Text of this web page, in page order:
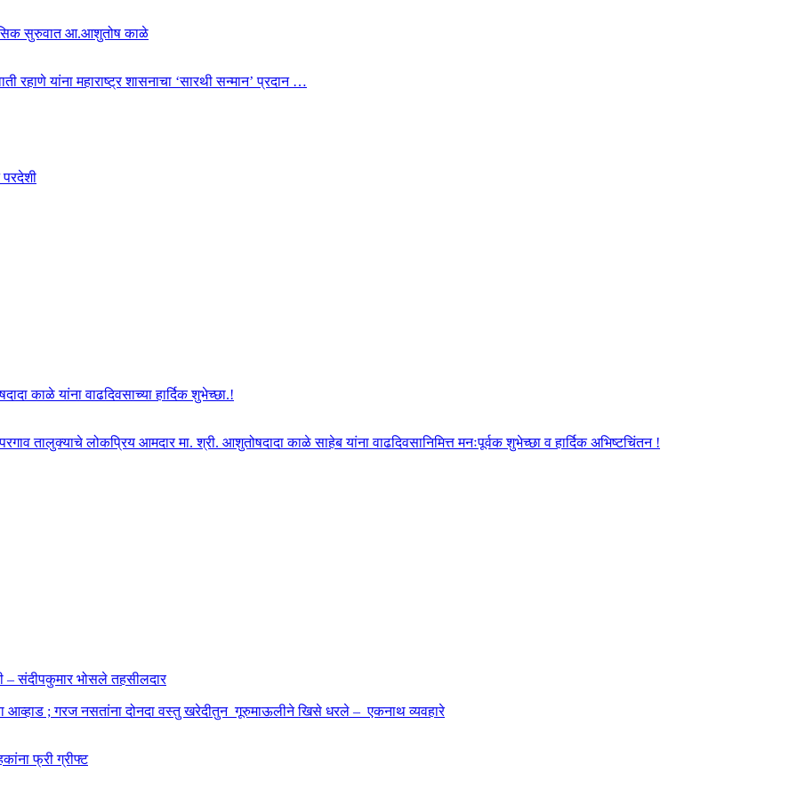
सुरुवात आ.आशुतोष काळे
रहाणे यांना महाराष्ट्र शासनाचा ‘सारथी सन्मान’ प्रदान …
परदेशी
काळे यांना वाढदिवसाच्या हार्दिक शुभेच्छा.!
तालुक्याचे लोकप्रिय आमदार मा. श्री. आशुतोषदादा काळे साहेब यांना वाढदिवसानिमित्त मनःपूर्वक शुभेच्छा व हार्दिक अभिष्टचिंतन !
– संदीपकुमार भोसले तहसीलदार
आव्हाड ; गरज नसतांना दोनदा वस्तु खरेदीतुन गूरुमाऊलीने खिसे धरले – एकनाथ व्यवहारे
फ्री ग्रीफ्ट